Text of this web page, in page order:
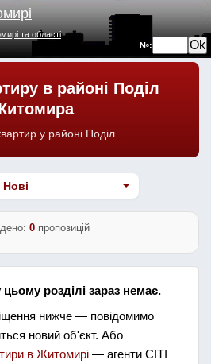
№:
та області
в районі Поділ
у районі Поділ
0 пропозицій
розділі зараз немає.
нижче — повідомимо
новий об'єкт. Або
в Житомирі — агенти СІТІ